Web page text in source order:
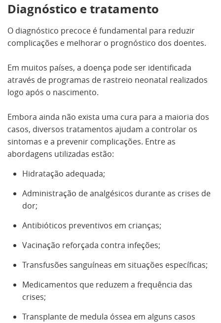
Diagnóstico e tratamento
O diagnóstico precoce é fundamental para reduzir
complicações e melhorar o prognóstico dos doentes.
Em muitos países, a doença pode ser identificada
através de programas de rastreio neonatal realizados
logo após o nascimento.
Embora ainda não exista uma cura para a maioria dos
casos, diversos tratamentos ajudam a controlar os
sintomas e a prevenir complicações. Entre as
abordagens utilizadas estão:
Hidratação adequada;
Administração de analgésicos durante as crises de
dor;
Antibióticos preventivos em crianças;
Vacinação reforçada contra infeções;
Transfusões sanguíneas em situações específicas;
Medicamentos que reduzem a frequência das
crises;
Transplante de medula óssea em alguns casos